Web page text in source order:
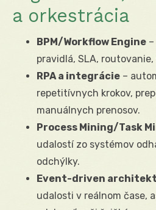
a orkestrácia
BPM/Workflow Engine
pravidlá, SLA,
RPA a integrácie –
repetitívnych krokov,
manuálnych prenosov.
Process Mining/Task
udalostí zo systémov
odchýlky.
Event-driven
udalosti v reálnom čase,